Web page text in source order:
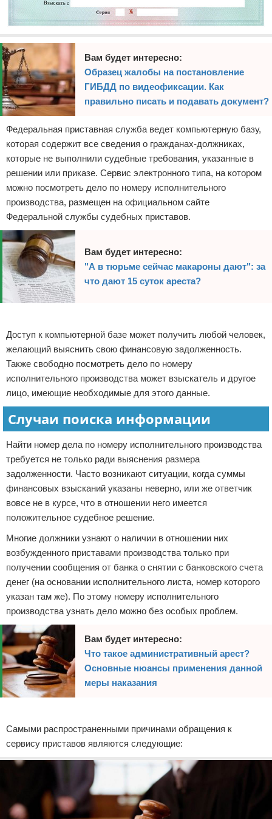
Вам будет интересно:
Образец жалобы на постановление
ГИБДД по видеофиксации. Как
правильно писать и подавать документ?
Федеральная приставная служба ведет компьютерную базу,
которая содержит все сведения о гражданах-должниках,
которые не выполнили судебные требования, указанные в
решении или приказе. Сервис электронного типа, на котором
можно посмотреть дело по номеру исполнительного
производства, размещен на официальном сайте
Федеральной службы судебных приставов.
Вам будет интересно:
"А в тюрьме сейчас макароны дают": за
что дают 15 суток ареста?
Доступ к компьютерной базе может получить любой человек,
желающий выяснить свою финансовую задолженность.
Также свободно посмотреть дело по номеру
исполнительного производства может взыскатель и другое
лицо, имеющие необходимые для этого данные.
Случаи поиска информации
Найти номер дела по номеру исполнительного производства
требуется не только ради выяснения размера
задолженности. Часто возникают ситуации, когда суммы
финансовых взысканий указаны неверно, или же ответчик
вовсе не в курсе, что в отношении него имеется
положительное судебное решение.
Многие должники узнают о наличии в отношении них
возбужденного приставами производства только при
получении сообщения от банка о снятии с банковского счета
денег (на основании исполнительного листа, номер которого
указан там же). По этому номеру исполнительного
производства узнать дело можно без особых проблем.
Вам будет интересно:
Что такое административный арест?
Основные нюансы применения данной
меры наказания
Самыми распространенными причинами обращения к
сервису приставов являются следующие: